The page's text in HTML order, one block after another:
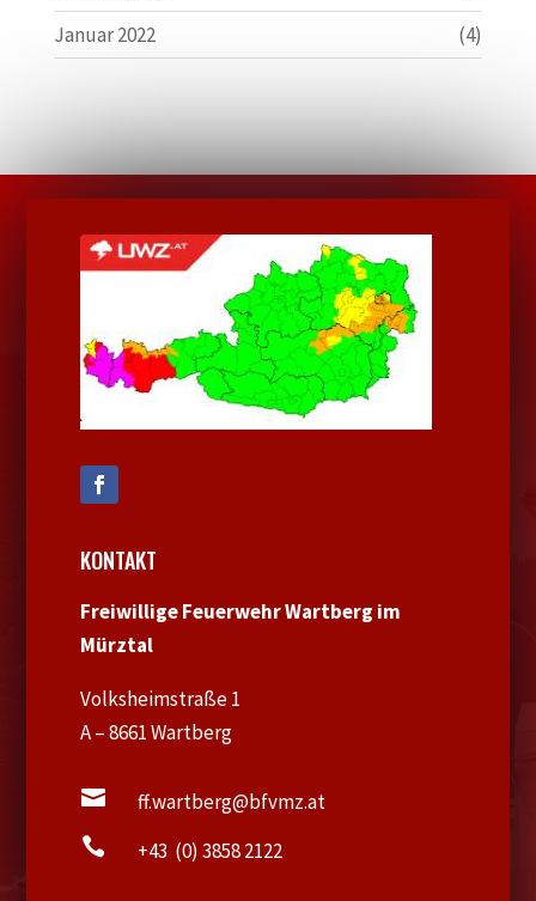
Januar 2022
(4)
KONTAKT
Freiwillige Feuerwehr Wartberg im
Mürztal
Volksheimstraße 1
A – 8661 Wartberg
 ff.wartberg@bfvmz.at
 +43 (0) 3858 2122